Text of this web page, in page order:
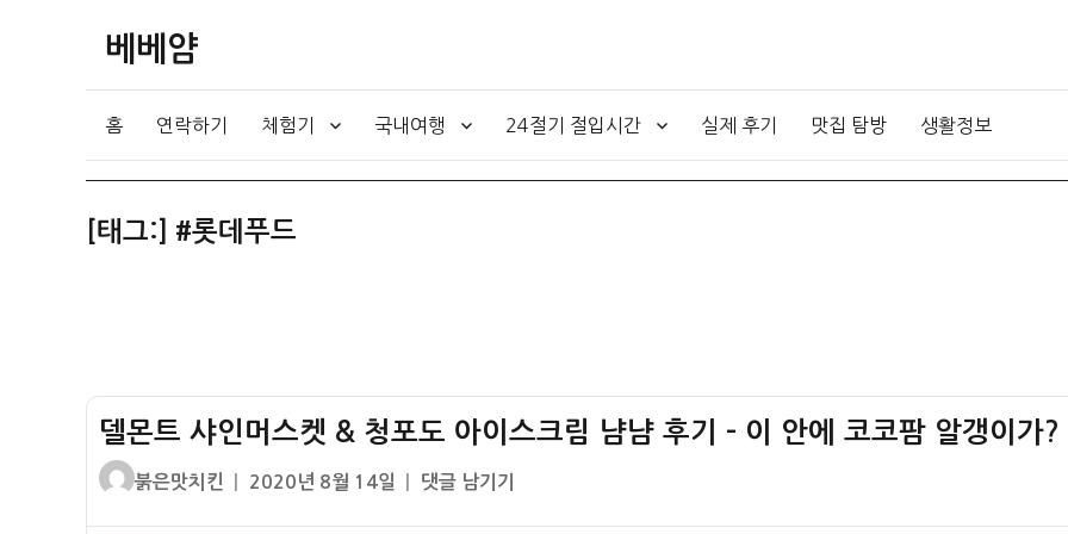
베베얌
홈 연락하기 체험기 국내여행 24절기 절입시간 실제 후기 맛집 탐방 생활정보
[태그:] #롯데푸드
델몬트 샤인머스켓 & 청포도 아이스크림 냠냠 후기 – 이 안에 코코팜 알갱이가?
글
붉은맛치킨
작
2020년 8월 14일
델
댓글 남기기